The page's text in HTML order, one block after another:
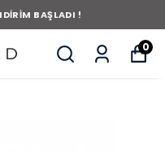
BAŞLADI !
0